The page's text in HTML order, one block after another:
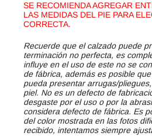
SE RECOMIENDA AGREGAR
LAS MEDIDAS DEL PIE PARA
CORRECTA.
Recuerde que el calzado puede
terminación no perfecta, es
influye en el uso de este no se
de fábrica, además es posible
pueda presentar arrugas/
piel. No es un defecto de
desgaste por el uso o por la
considera defecto de fábrica. Es
del color mostrada en las fotos
recibido, intentamos siempre